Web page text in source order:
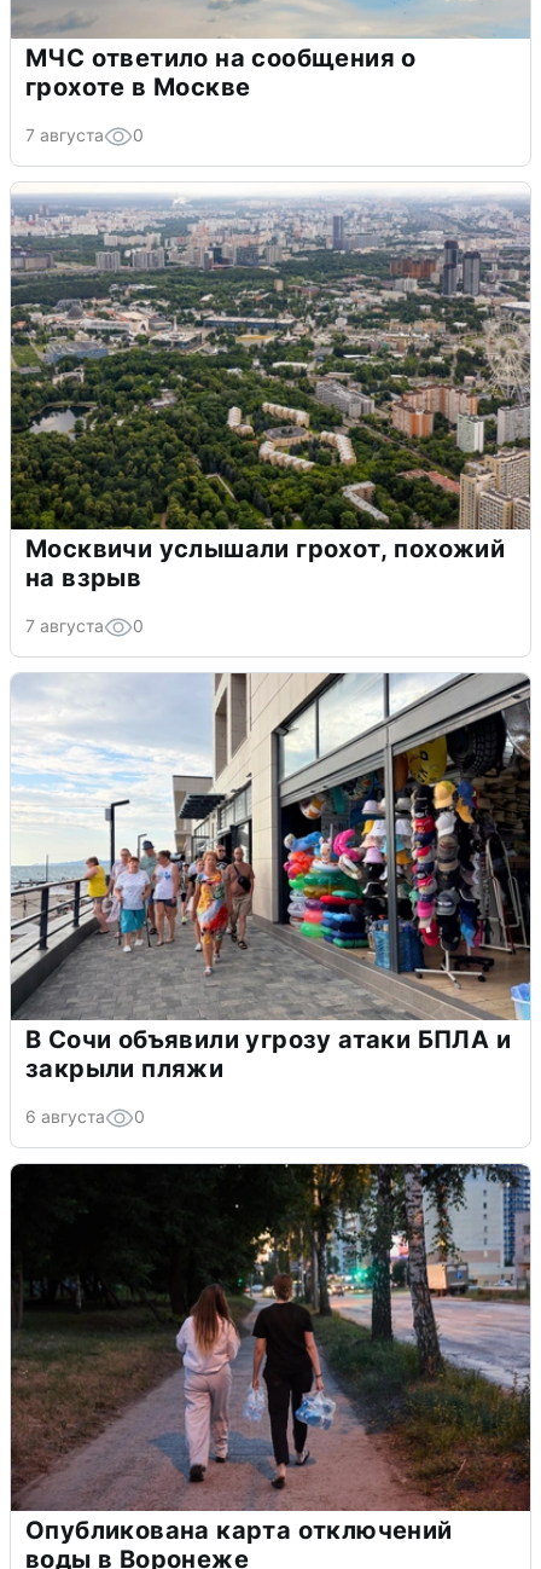
МЧС ответило на сообщения о
грохоте в Москве
7 августа 0
Москвичи услышали грохот, похожий
на взрыв
7 августа 0
В Сочи объявили угрозу атаки БПЛА и
закрыли пляжи
6 августа 0
Опубликована карта отключений
воды в Воронеже